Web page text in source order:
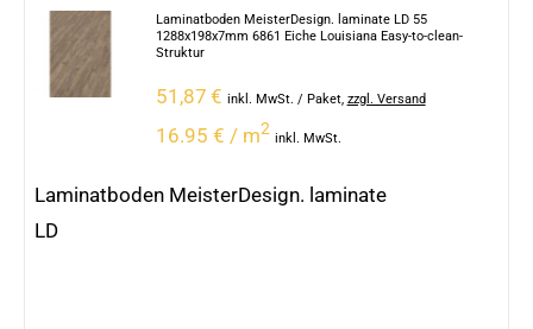
Laminatboden MeisterDesign. laminate LD 55
1288x198x7mm 6861 Eiche Louisiana Easy-to-clean-
Struktur
51,87 € inkl. MwSt. / Paket, zzgl. Versand
16.95 € / m2
inkl. MwSt.
Laminatboden MeisterDesign. laminate
LD